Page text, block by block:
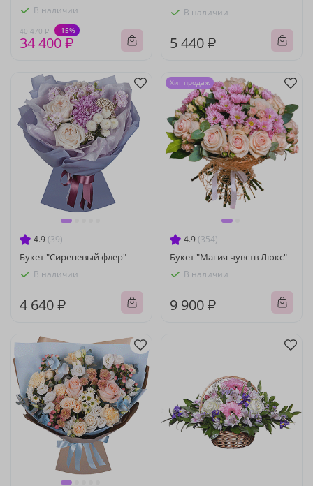
В наличии
40 470 ₽ -15%
34 400 ₽
В наличии
5 440 ₽
4.9 (39)
Букет "Сиреневый флер"
В наличии
4 640 ₽
4.9 (354)
Букет "Магия чувств Люкс"
В наличии
9 900 ₽
Хит продаж